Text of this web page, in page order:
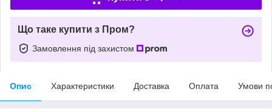
Що таке купити з Пром?
Замовлення під захистом
Опис Характеристики Доставка Оплата Умови